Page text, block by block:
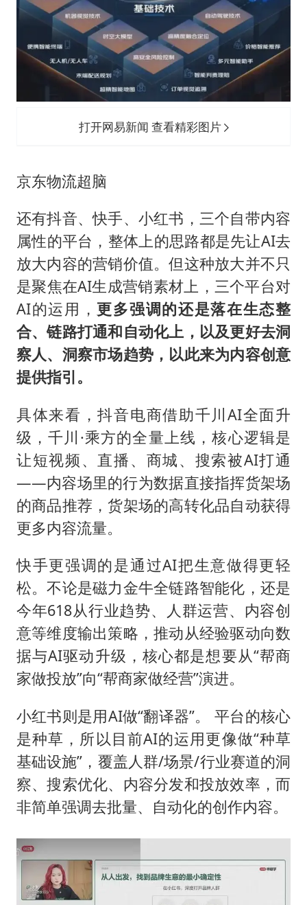
打开网易新闻 查看精彩图片
京东物流超脑
还有抖音、快手、小红书，三个自带内容
属性的平台，整体上的思路都是先让AI去
放大内容的营销价值。但这种放大并不只
是聚焦在AI生成营销素材上，三个平台对
AI的运用， 更多强调的还是落在生态整
合、链路打通和自动化上，以及更好去洞
察人、洞察市场趋势，以此来为内容创意
提供指引。
具体来看，抖音电商借助千川AI全面升
级，千川·乘方的全量上线，核心逻辑是
让短视频、直播、商城、搜索被AI打通
——内容场里的行为数据直接指挥货架场
的商品推荐，货架场的高转化品自动获得
更多内容流量。
快手更强调的是通过AI把生意做得更轻
松。不论是磁力金牛全链路智能化，还是
今年618从行业趋势、人群运营、内容创
意等维度输出策略，推动从经验驱动向数
据与AI驱动升级，核心都是想要从“帮商
家做投放”向“帮商家做经营”演进。
小红书则是用AI做“翻译器”。 平台的核心
是种草，所以目前AI的运用更像做“种草
基础设施”，覆盖人群/场景/行业赛道的洞
察、搜索优化、内容分发和投放效率，而
非简单强调去批量、自动化的创作内容。